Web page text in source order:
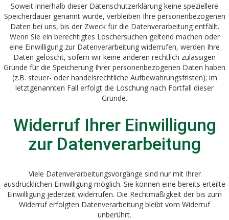
Soweit innerhalb dieser Datenschutzerklärung keine speziellere
Speicherdauer genannt wurde, verbleiben Ihre personenbezogenen
Daten bei uns, bis der Zweck für die Datenverarbeitung entfällt.
Wenn Sie ein berechtigtes Löschersuchen geltend machen oder
eine Einwilligung zur Datenverarbeitung widerrufen, werden Ihre
Daten gelöscht, sofern wir keine anderen rechtlich zulässigen
Gründe für die Speicherung Ihrer personenbezogenen Daten haben
(z.B. steuer- oder handelsrechtliche Aufbewahrungsfristen); im
letztgenannten Fall erfolgt die Löschung nach Fortfall dieser
Gründe.
Widerruf Ihrer Einwilligung
zur Datenverarbeitung
Viele Datenverarbeitungsvorgänge sind nur mit Ihrer
ausdrücklichen Einwilligung möglich. Sie können eine bereits erteilte
Einwilligung jederzeit widerrufen. Die Rechtmäßigkeit der bis zum
Widerruf erfolgten Datenverarbeitung bleibt vom Widerruf
unberührt.